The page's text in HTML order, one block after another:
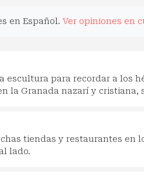
en Español. Ver opiniones en
escultura para recordar a los
la Granada nazarí y cristiana,
tiendas y restaurantes en
lado.